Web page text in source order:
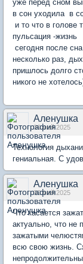
уже перед сном
в сон уходила в
и то что в голове
пульсация -жизнь
сегодня после
несколько раз,
пришлось долго
никого не
Аленушка
30 май 2025
Технология
гениальная. С
Аленушка
30 май 2025
Что касается
актуально, что не
зажатыми
всю свою жизнь.